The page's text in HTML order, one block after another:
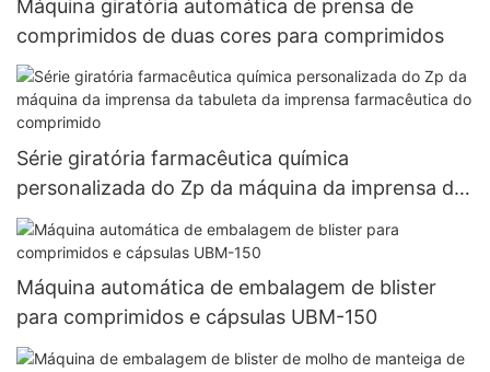
Máquina giratória automática de prensa de
comprimidos de duas cores para comprimidos
Série giratória farmacêutica química
personalizada do Zp da máquina da imprensa da
tabuleta da imprensa farmacêutica do
comprimido
Máquina automática de embalagem de blister
para comprimidos e cápsulas UBM-150